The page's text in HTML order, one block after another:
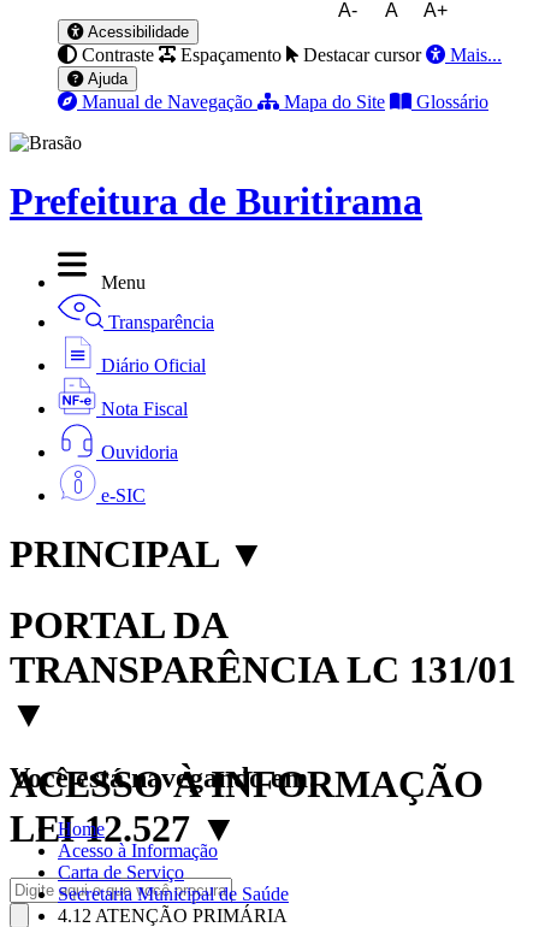
A- A A+
Acessibilidade
Contraste Espaçamento Destacar cursor Mais...
Ajuda
Manual de Navegação Mapa do Site Glossário
Prefeitura de Buritirama
Menu
Transparência
Diário Oficial
Nota Fiscal
Ouvidoria
e-SIC
PRINCIPAL ▼
PORTAL DA
TRANSPARÊNCIA LC 131/01
▼
ACESSO À INFORMAÇÃO
LEI 12.527 ▼
Você está navegando em:
Home
Acesso à Informação
Carta de Serviço
Secretaria Municipal de Saúde
4.12 ATENÇÃO PRIMÁRIA